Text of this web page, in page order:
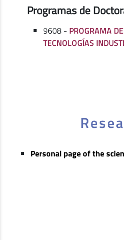
Programas de
9608 - PROGRAMA
TECNOLOGÍAS
Personal page of the